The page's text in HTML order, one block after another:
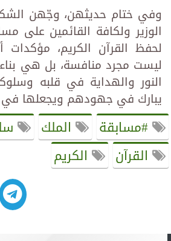
وفي ختام حديثهن، وجّهن
الوزير ولكافة القائمين على
لحفظ القرآن الكريم،
ليست مجرد منافسة، بل هي
النور والهداية في قلبه
يبارك في جهودهم ويجعلها في
#مسابقة الملك
القرآن
الكريم